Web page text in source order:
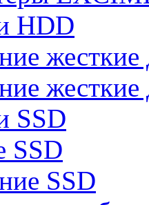
HDD
SSD
SSD
SSD